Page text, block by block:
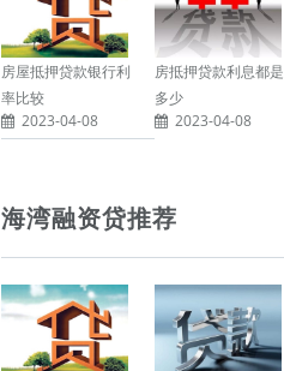
房屋抵押贷款银行利
率比较
2023-04-08
房抵押贷款利息都是
多少
2023-04-08
海湾融资贷推荐